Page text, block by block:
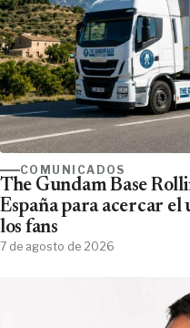
COMUNICADOS
The Gundam Base
España para acercar el
los fans
7 de agosto de 2026